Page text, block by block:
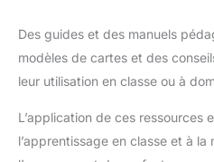
Des guides et des manuels
modèles de cartes et des
leur utilisation en classe ou à
L’application de ces ressources
l’apprentissage en classe et à la